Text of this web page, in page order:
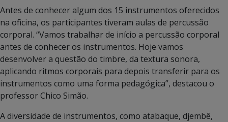
Antes de conhecer algum dos 15 instrumentos oferecidos
na oficina, os participantes tiveram aulas de percussão
corporal. “Vamos trabalhar de início a percussão corporal
antes de conhecer os instrumentos. Hoje vamos
desenvolver a questão do timbre, da textura sonora,
aplicando ritmos corporais para depois transferir para os
instrumentos como uma forma pedagógica”, destacou o
professor Chico Simão.
A diversidade de instrumentos, como atabaque, djembê,